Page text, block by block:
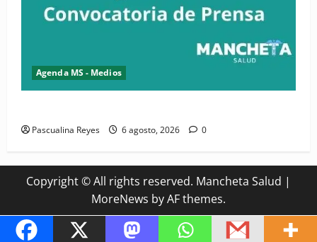
Agenda MS - Medios
Pascualina Reyes 6 agosto, 2026 0
Copyright © All rights reserved. Mancheta Salud |
MoreNews by AF themes.